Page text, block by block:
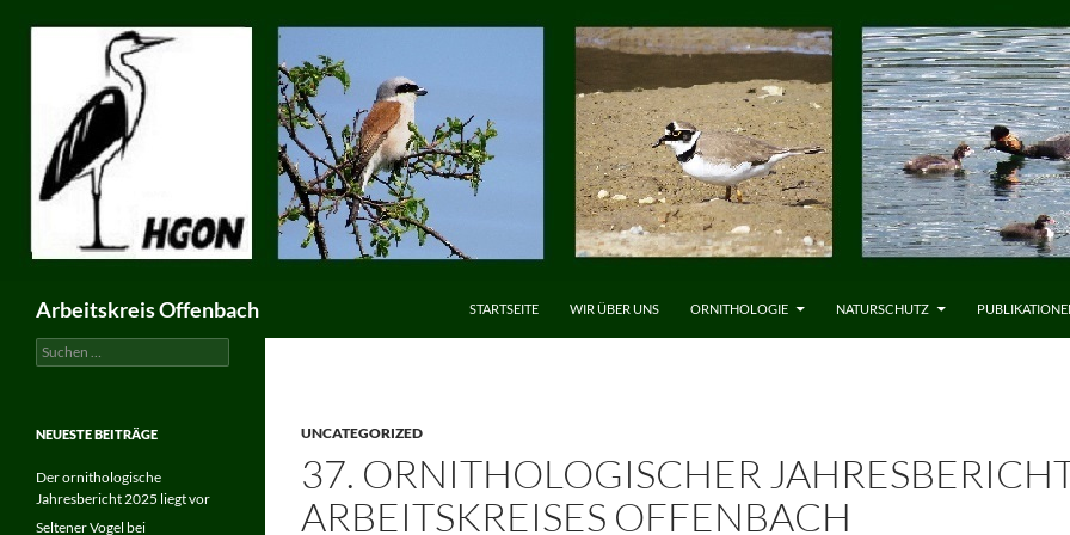
Arbeitskreis Offenbach
STARTSEITE
WIR ÜBER UNS ORNITHOLOGIE NATURSCHUTZ
UNCATEGORIZED
37. ORNITHOLOGISCHER
ARBEITSKREISES OFFENBACH
Suchen
nach:
NEUESTE BEITRÄGE
Der ornithologische
Jahresbericht 2025 liegt vor
Seltener Vogel bei